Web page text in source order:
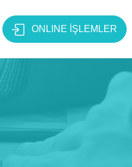
ONLINE İŞLEMLER